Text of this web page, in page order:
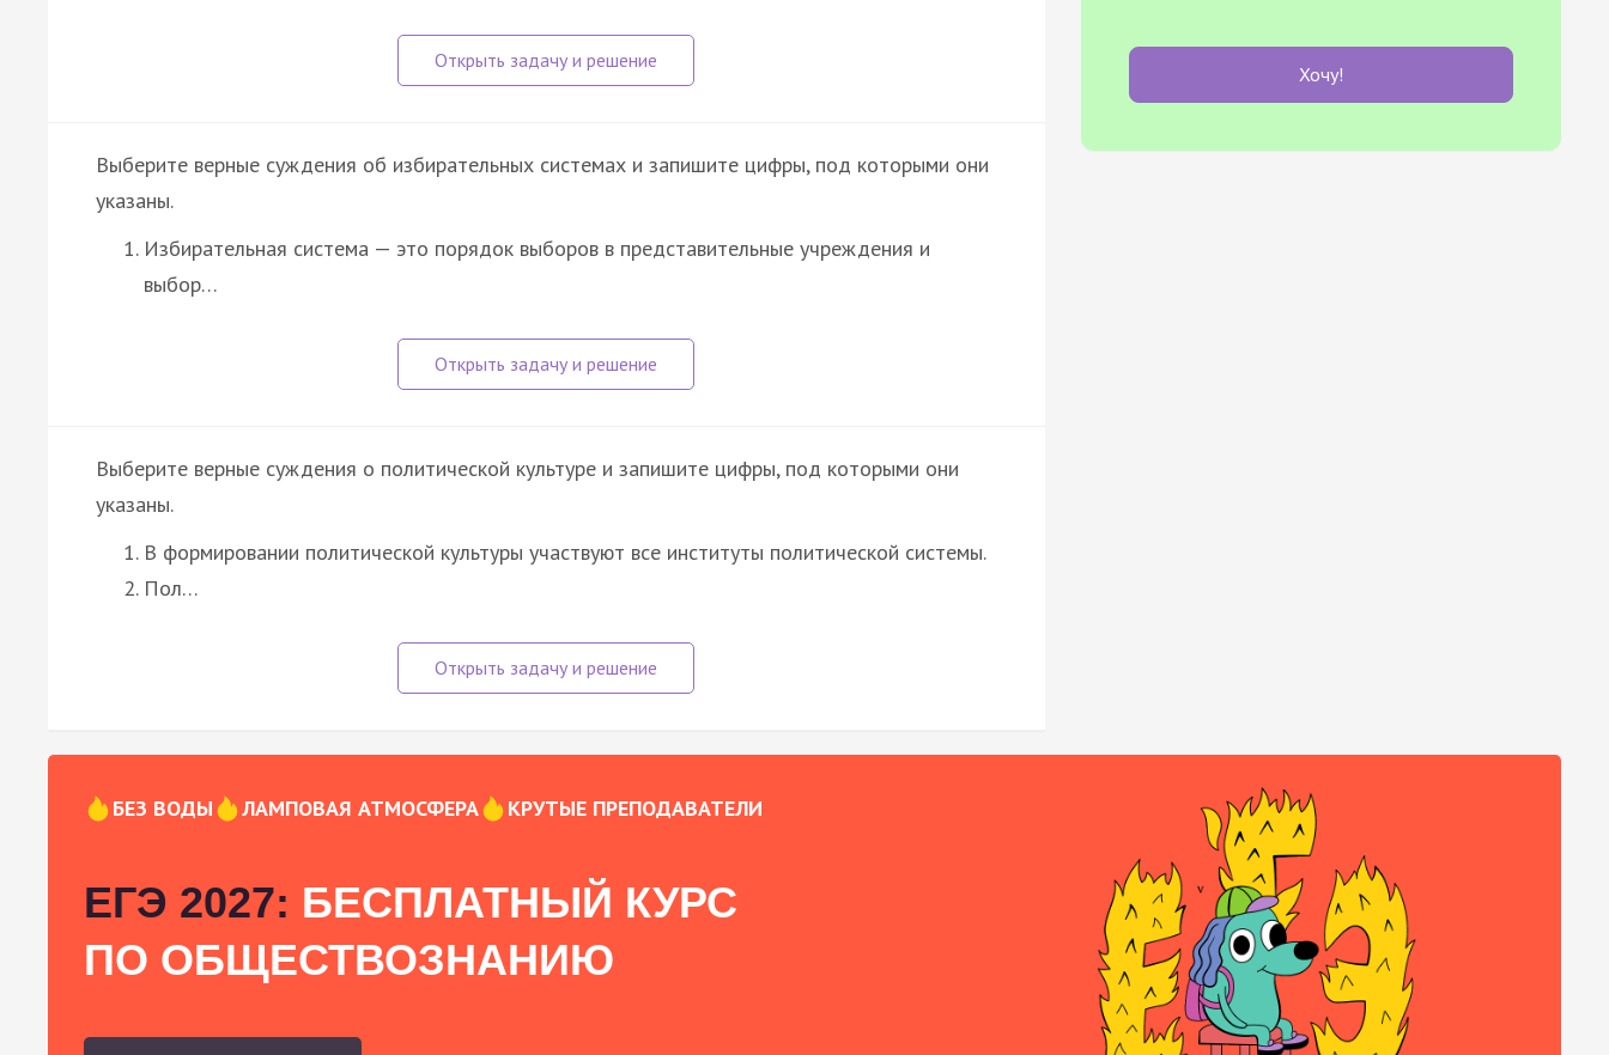
Выберите верные суждения об избирательных системах и запишите цифры, под которыми они
указаны.
Избирательная система — это порядок выборов в представительные учреждения и
выбор…
Выберите верные суждения о политической культуре и запишите цифры, под которыми они
указаны.
В формировании политической культуры участвуют все институты политической системы.
Пол…
Хочу!
БЕЗ ВОДЫ ЛАМПОВАЯ АТМОСФЕРА КРУТЫЕ ПРЕПОДАВАТЕЛИ
ЕГЭ 2027: БЕСПЛАТНЫЙ КУРС
ПО ОБЩЕСТВОЗНАНИЮ